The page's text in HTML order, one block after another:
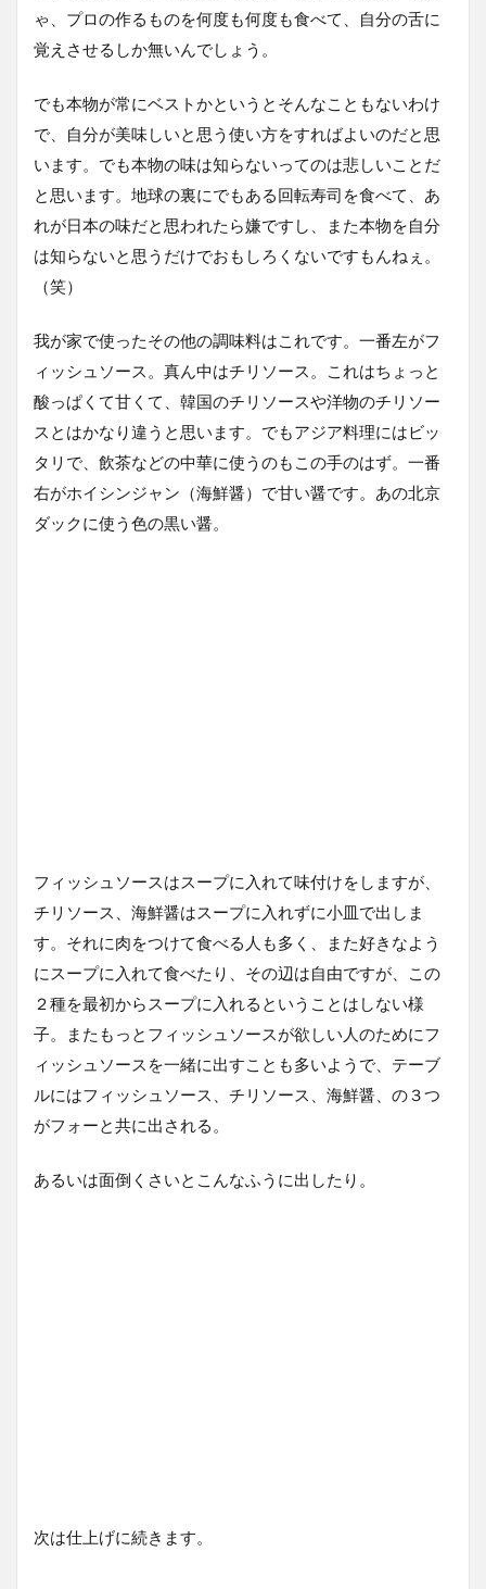
ゃ、プロの作るものを何度も何度も食べて、自分の舌に
覚えさせるしか無いんでしょう。
でも本物が常にベストかというとそんなこともないわけ
で、自分が美味しいと思う使い方をすればよいのだと思
います。でも本物の味は知らないってのは悲しいことだ
と思います。地球の裏にでもある回転寿司を食べて、あ
れが日本の味だと思われたら嫌ですし、また本物を自分
は知らないと思うだけでおもしろくないですもんねぇ。
（笑）
我が家で使ったその他の調味料はこれです。一番左がフ
ィッシュソース。真ん中はチリソース。これはちょっと
酸っぱくて甘くて、韓国のチリソースや洋物のチリソー
スとはかなり違うと思います。でもアジア料理にはビッ
タリで、飲茶などの中華に使うのもこの手のはず。一番
右がホイシンジャン（海鮮醤）で甘い醤です。あの北京
ダックに使う色の黒い醤。
フィッシュソースはスープに入れて味付けをしますが、
チリソース、海鮮醤はスープに入れずに小皿で出しま
す。それに肉をつけて食べる人も多く、また好きなよう
にスープに入れて食べたり、その辺は自由ですが、この
２種を最初からスープに入れるということはしない様
子。またもっとフィッシュソースが欲しい人のためにフ
ィッシュソースを一緒に出すことも多いようで、テーブ
ルにはフィッシュソース、チリソース、海鮮醤、の３つ
がフォーと共に出される。
あるいは面倒くさいとこんなふうに出したり。
次は仕上げに続きます。